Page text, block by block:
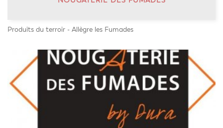
Produits du terroir - Allègre les Fumades